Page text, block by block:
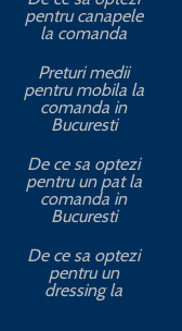
pentru canapele
la comanda
Preturi medii
pentru mobila la
comanda in
Bucuresti
De ce sa optezi
pentru un pat la
comanda in
Bucuresti
De ce sa optezi
pentru un
dressing la